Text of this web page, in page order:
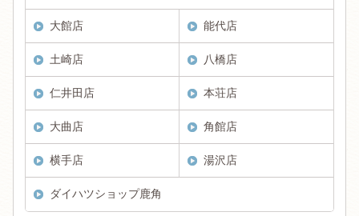
大館店 能代店
土崎店 八橋店
仁井田店 本荘店
大曲店 角館店
横手店 湯沢店
ダイハツショップ鹿角